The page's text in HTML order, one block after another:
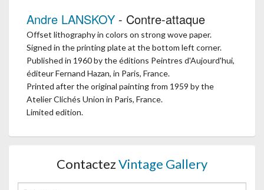
Andre LANSKOY - Contre-attaque
Offset lithography in colors on strong wove paper.
Signed in the printing plate at the bottom left corner.
Published in 1960 by the éditions Peintres d'Aujourd'hui,
éditeur Fernand Hazan, in Paris, France.
Printed after the original painting from 1959 by the
Atelier Clichés Union in Paris, France.
Limited edition.
ContactezVintage Gallery